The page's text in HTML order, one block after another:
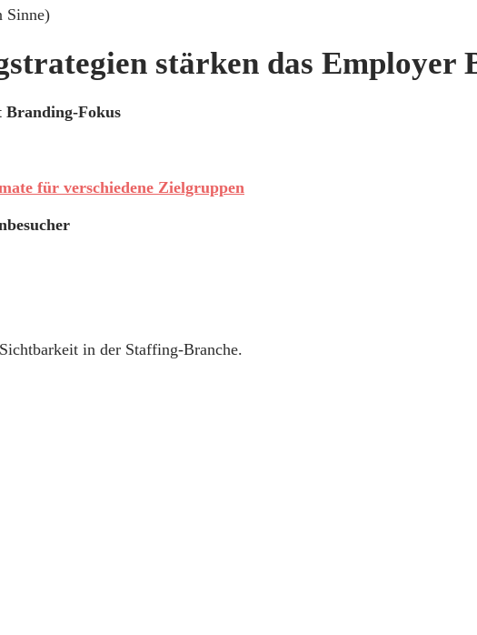
Sinne)
stärken das Employer
Branding-Fokus
für verschiedene Zielgruppen
in der Staffing-Branche.